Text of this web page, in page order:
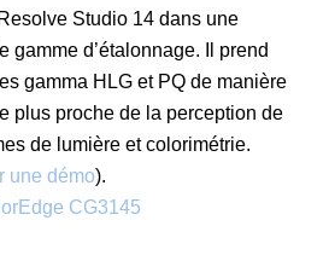
Studio 14 dans une
gamme d’étalonnage. Il prend
gamma HLG et PQ de manière
plus proche de la perception de
de lumière et colorimétrie.
une démo).
CG3145